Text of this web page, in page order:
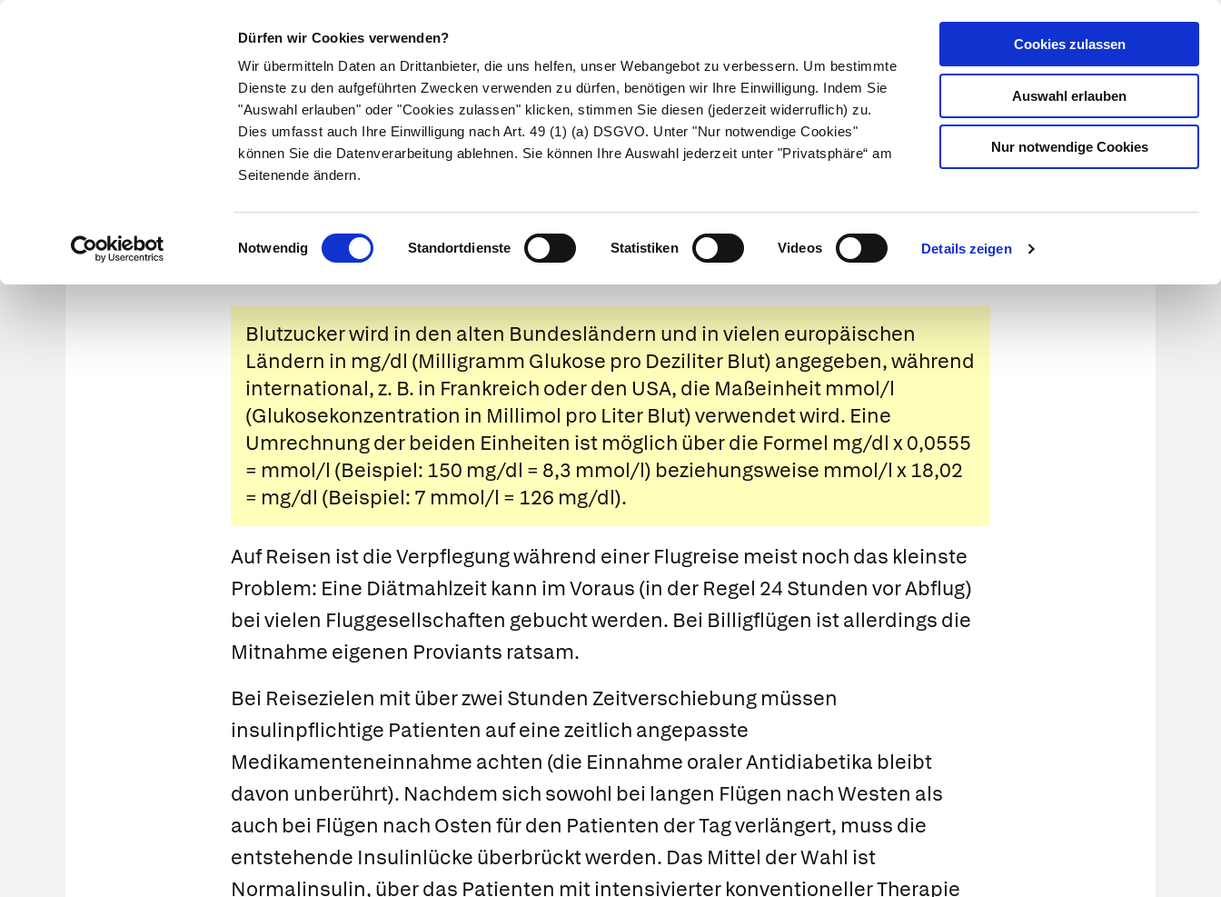
Dürfen wir Cookies verwenden?
Wir übermitteln Daten an Drittanbieter, die uns helfen, unser Webangebot zu verbessern. Um bestimmte
Dienste zu den aufgeführten Zwecken verwenden zu dürfen, benötigen wir Ihre Einwilligung. Indem Sie
"Auswahl erlauben" oder "Cookies zulassen" klicken, stimmen Sie diesen (jederzeit widerruflich) zu.
Dies umfasst auch Ihre Einwilligung nach Art. 49 (1) (a) DSGVO. Unter "Nur notwendige Cookies"
können Sie die Datenverarbeitung ablehnen. Sie können Ihre Auswahl jederzeit unter "Privatsphäre“ am
Seitenende ändern.
Einwilligungsauswahl
Notwendig Standortdienste Statistiken Videos Details zeigen
Cookies zulassen
Auswahl erlauben
Nur notwendige Cookies
Kundenlogin
Suche
Symptome Therapie Medikamente Naturheilkunde Eltern & Kind Gesund leben Über uns
Reisen mit Diabetes
Blutzucker wird in den alten Bundesländern und in vielen europäischen
Ländern in mg/dl (Milligramm Glukose pro Deziliter Blut) angegeben, während
international, z. B. in Frankreich oder den USA, die Maßeinheit mmol/l
(Glukosekonzentration in Millimol pro Liter Blut) verwendet wird. Eine
Umrechnung der beiden Einheiten ist möglich über die Formel mg/dl x 0,0555
= mmol/l (Beispiel: 150 mg/dl = 8,3 mmol/l) beziehungsweise mmol/l x 18,02
= mg/dl (Beispiel: 7 mmol/l = 126 mg/dl).
Auf Reisen ist die Verpflegung während einer Flugreise meist noch das kleinste
Problem: Eine Diätmahlzeit kann im Voraus (in der Regel 24 Stunden vor Abflug)
bei vielen Fluggesellschaften gebucht werden. Bei Billigflügen ist allerdings die
Mitnahme eigenen Proviants ratsam.
Bei Reisezielen mit über zwei Stunden Zeitverschiebung müssen
insulinpflichtige Patienten auf eine zeitlich angepasste
Medikamenteneinnahme achten (die Einnahme oraler Antidiabetika bleibt
davon unberührt). Nachdem sich sowohl bei langen Flügen nach Westen als
auch bei Flügen nach Osten für den Patienten der Tag verlängert, muss die
entstehende Insulinlücke überbrückt werden. Das Mittel der Wahl ist
Normalinsulin, über das Patienten mit intensivierter konventioneller Therapie